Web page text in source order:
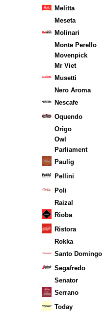
Melitta
Meseta
Molinari
Monte Perello
Movenpick
Mr Viet
Musetti
Nero Aroma
Nescafe
Oquendo
Origo
Owl
Parliament
Paulig
Pellini
Poli
Raizal
Rioba
Ristora
Rokka
Santo Domingo
Segafredo
Senator
Serrano
Today